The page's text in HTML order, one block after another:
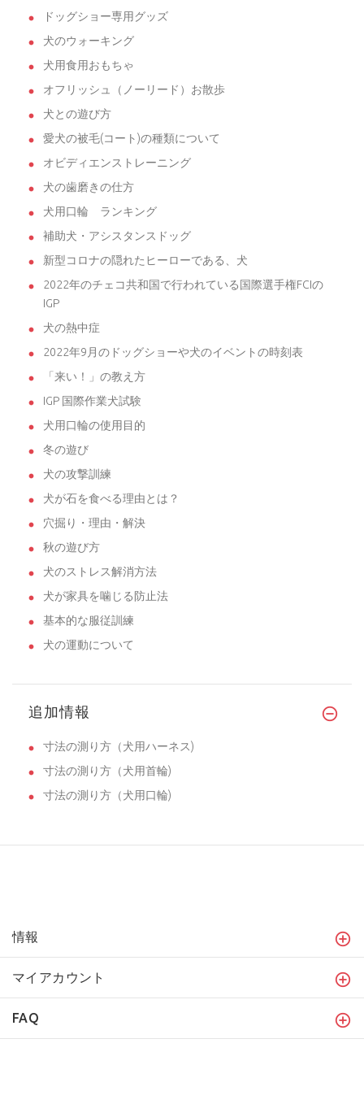
ドッグショー専用グッズ
犬のウォーキング
犬用食用おもちゃ
オフリッシュ（ノーリード）お散歩
犬との遊び方
愛犬の被毛(コート)の種類について
オビディエンストレーニング
犬の歯磨きの仕方
犬用口輪 ランキング
補助犬・アシスタンスドッグ
新型コロナの隠れたヒーローである、犬
2022年のチェコ共和国で行われている国際選手権FCIの
IGP
犬の熱中症
2022年9月のドッグショーや犬のイベントの時刻表
「来い！」の教え方
IGP 国際作業犬試験
犬用口輪の使用目的
冬の遊び
犬の攻撃訓練
犬が石を食べる理由とは？
穴掘り・理由・解決
秋の遊び方
犬のストレス解消方法
犬が家具を噛じる防止法
基本的な服従訓練
犬の運動について
追加情報
寸法の測り方（犬用ハーネス)
寸法の測り方（犬用首輪)
寸法の測り方（犬用口輪)
情報
マイアカウント
FAQ